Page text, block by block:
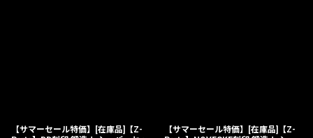
【サマーセール特価】[在庫品]【Z-
【サマーセール特価】[在庫品]【Z-